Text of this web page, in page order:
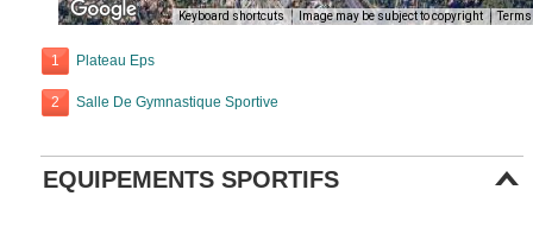
Keyboard shortcuts Image may be subject to copyright Terms
1 Plateau Eps
2 Salle De Gymnastique Sportive
EQUIPEMENTS SPORTIFS